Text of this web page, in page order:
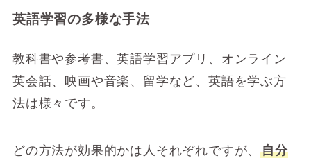
英語学習の多様な手法
教科書や参考書、英語学習アプリ、オンライン
英会話、映画や音楽、留学など、英語を学ぶ方
法は様々です。
どの方法が効果的かは人それぞれですが、自分